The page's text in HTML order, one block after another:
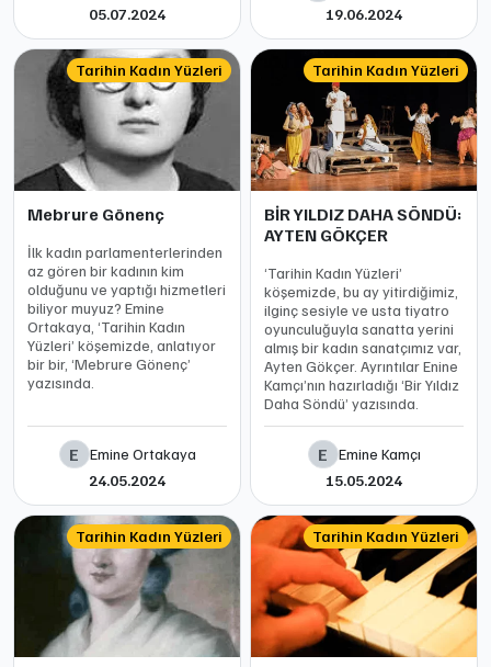
05.07.2024
19.06.2024
Tarihin Kadın Yüzleri
Mebrure Gönenç
İlk kadın parlamenterlerinden
az gören bir kadının kim
olduğunu ve yaptığı hizmetleri
biliyor muyuz? Emine
Ortakaya, ‘Tarihin Kadın
Yüzleri’ köşemizde, anlatıyor
bir bir, ‘Mebrure Gönenç’
yazısında.
E
Emine Ortakaya
24.05.2024
Tarihin Kadın Yüzleri
BİR YILDIZ DAHA SÖNDÜ:
AYTEN GÖKÇER
‘Tarihin Kadın Yüzleri’
köşemizde, bu ay yitirdiğimiz,
ilginç sesiyle ve usta tiyatro
oyunculuğuyla sanatta yerini
almış bir kadın sanatçımız var,
Ayten Gökçer. Ayrıntılar Enine
Kamçı’nın hazırladığı ‘Bir Yıldız
Daha Söndü’ yazısında.
E
Emine Kamçı
15.05.2024
Tarihin Kadın Yüzleri Tarihin Kadın Yüzleri